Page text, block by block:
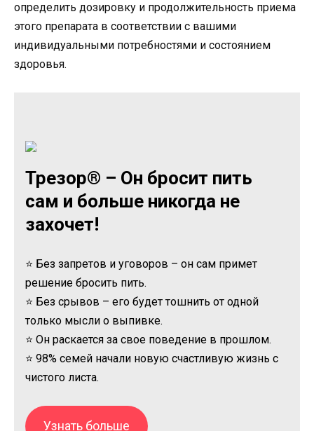
определить дозировку и продолжительность приема
этого препарата в соответствии с вашими
индивидуальными потребностями и состоянием
здоровья.
Трезор® – Он бросит пить
сам и больше никогда не
захочет!
⭐ Без запретов и уговоров – он сам примет
решение бросить пить.
⭐ Без срывов – его будет тошнить от одной
только мысли о выпивке.
⭐ Он раскается за свое поведение в прошлом.
⭐ 98% семей начали новую счастливую жизнь с
чистого листа.
Узнать больше